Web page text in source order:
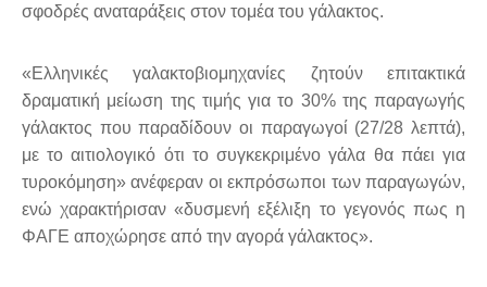
σφοδρές αναταράξεις στον τομέα του γάλακτος.
«Ελληνικές γαλακτοβιομηχανίες ζητούν επιτακτικά
δραματική μείωση της τιμής για το 30% της παραγωγής
γάλακτος που παραδίδουν οι παραγωγοί (27/28 λεπτά),
με το αιτιολογικό ότι το συγκεκριμένο γάλα θα πάει για
τυροκόμηση» ανέφεραν οι εκπρόσωποι των παραγωγών,
ενώ χαρακτήρισαν «δυσμενή εξέλιξη το γεγονός πως η
ΦΑΓΕ αποχώρησε από την αγορά γάλακτος».